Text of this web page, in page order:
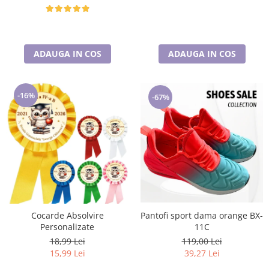
ADAUGA IN COS ADAUGA IN COS
-16%
Cocarde Absolvire
Personalizate
18,99 Lei
15,99 Lei
-67%
Pantofi sport dama orange BX-
11C
119,00 Lei
39,27 Lei